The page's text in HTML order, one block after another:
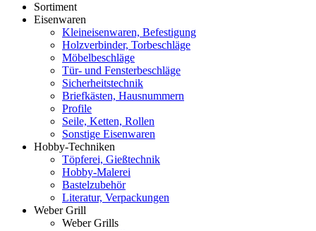
Sortiment
Eisenwaren
Kleineisenwaren, Befestigung
Holzverbinder, Torbeschläge
Möbelbeschläge
Tür- und Fensterbeschläge
Sicherheitstechnik
Briefkästen, Hausnummern
Profile
Seile, Ketten, Rollen
Sonstige Eisenwaren
Hobby-Techniken
Töpferei, Gießtechnik
Hobby-Malerei
Bastelzubehör
Literatur, Verpackungen
Weber Grill
Weber Grills